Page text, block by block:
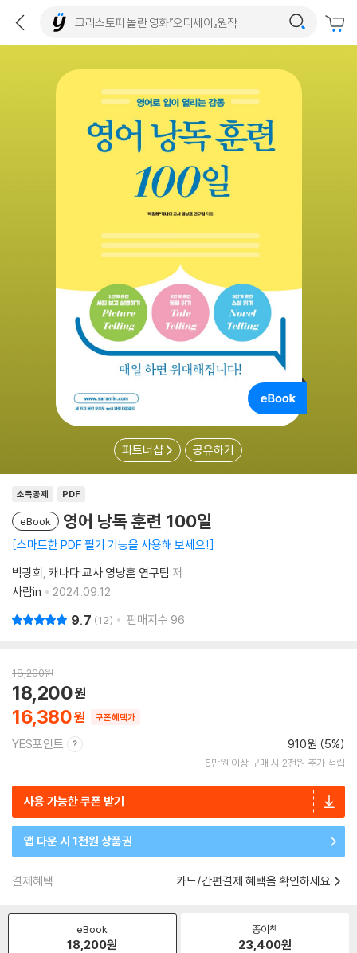
파트너샵 공유하기
소득공제 PDF
eBook 영어 낭독 훈련 100일
스마트한 PDF 필기 기능을 사용해 보세요!
박광희 캐나다 교사 영낭훈 연구팀 저
사람in
2024.09.12.
9.7 12 판매지수 96
18,200원
16,380
18,200
쿠폰혜택가
YES포인트 910원 (5%)
5만원 이상 구매 시 2천원 추가 적립
사용 가능한 쿠폰 받기
앱 다운 시 1천원 상품권
결제혜택 카드/간편결제 혜택을 확인하세요
eBook
18,200원
종이책
23,400원